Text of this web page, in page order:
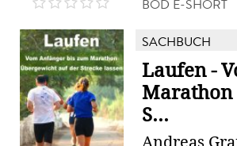
BOD E-SHORT
SACHBUCH
Laufen -
Marathon
S...